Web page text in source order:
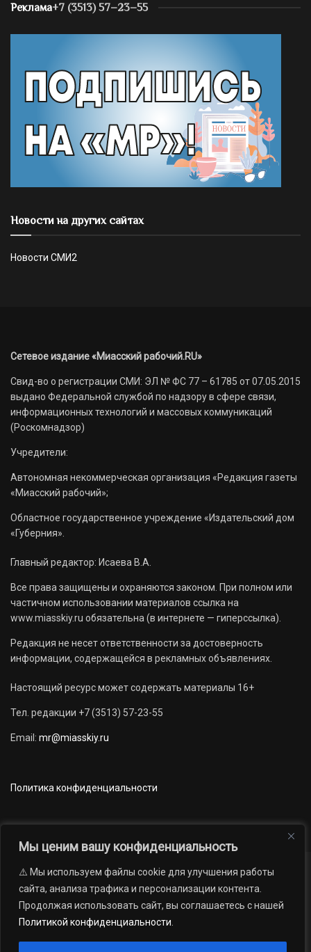
Мы ценим вашу конфиденциальность
⚠️ Мы используем файлы cookie для улучшения работы
сайта, анализа трафика и персонализации контента.
Продолжая использовать сайт, вы соглашаетесь с нашей
Политикой конфиденциальности
Реклама+7 (3513) 57–23–55
Новости на других сайтах
Новости СМИ2
Сетевое издание «Миасский рабочий.RU»
Свид-во о регистрации СМИ: ЭЛ № ФС 77 – 61785 от 07.05.2015
выдано Федеральной службой по надзору в сфере связи,
информационных технологий и массовых коммуникаций
(Роскомнадзор)
Учредители:
Автономная некоммерческая организация «Редакция газеты
«Миасский рабочий»;
Областное государственное учреждение «Издательский дом
«Губерния».
Главный редактор: Исаева В.А.
Все права защищены и охраняются законом. При полном или
частичном использовании материалов ссылка на
www.miasskiy.ru обязательна (в интернете — гиперссылка).
Редакция не несет ответственности за достоверность
информации, содержащейся в рекламных объявлениях.
Настоящий ресурс может содержать материалы 16+
Тел. редакции +7 (3513) 57-23-55
Email: mr@miasskiy.ru
Политика конфиденциальности
Новости Наши проекты
Официально
АРХИВ
16+
газеты «Миасский рабочий»; Областное государственное учреждение
«Издательский дом «Губерния». Все права защищены.